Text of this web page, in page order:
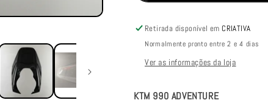
BOLHA
990
ADVENTURE
BOLHA
990
ADVENTURE
Retirada disponível emCRIATIVA
Normalmente pronto entre 2 e 4 dias
Ver as informações da loja
KTM 990 ADVENTURE